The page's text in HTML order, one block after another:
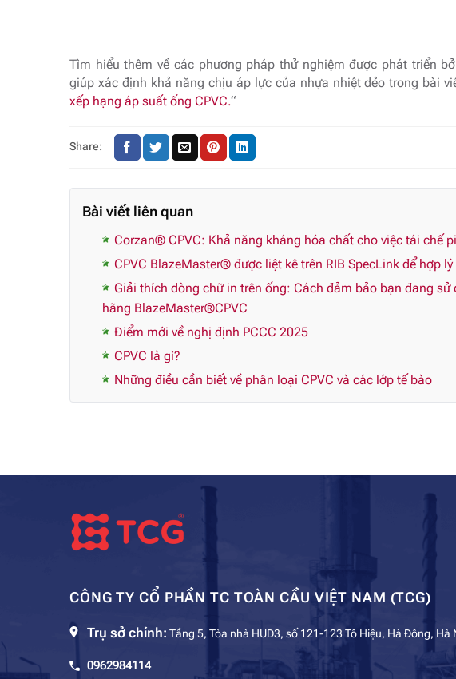
Tìm hiểu thêm về các phương pháp thử nghiệm được phát triển
giúp xác định khả năng chịu áp lực của nhựa nhiệt dẻo trong bài
xếp hạng áp suất ống CPVC.“
Share:
Bài viết liên quan
Corzan® CPVC: Khả năng kháng hóa chất cho việc tái chế
CPVC BlazeMaster® được liệt kê trên RIB SpecLink để hợp
Giải thích dòng chữ in trên ống: Cách đảm bảo bạn đang
hãng BlazeMaster®CPVC
Điểm mới về nghị định PCCC 2025
CPVC là gì?
Những điều cần biết về phân loại CPVC và các lớp tế bào
CÔNG TY CỔ PHẦN TC TOÀN CẦU VIỆT NAM (TCG)
Trụ sở chính: Tầng 5, Tòa nhà HUD3, số 121-123 Tô Hiệu, Hà Đông, Hà
0962984114